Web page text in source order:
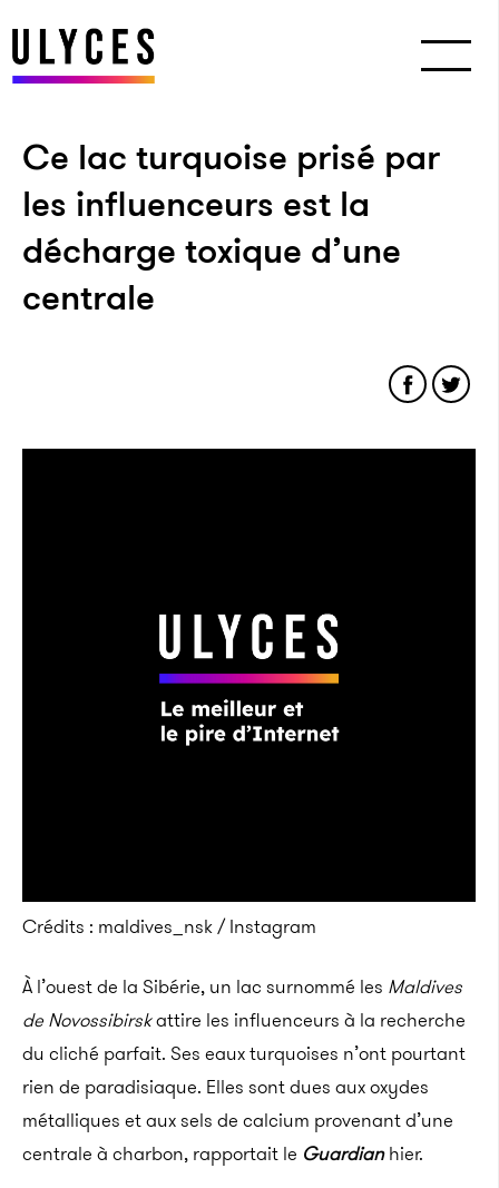
Ce lac turquoise prisé par
les influenceurs est la
décharge toxique d’une
centrale
Crédits : maldives_nsk / Instagram
À l’ouest de la Sibérie, un lac surnommé les Maldives
de Novossibirskattire les influenceurs à la recherche
du cliché parfait. Ses eaux turquoises n’ont pourtant
rien de paradisiaque. Elles sont dues aux oxydes
métalliques et aux sels de calcium provenant d’une
centrale à charbon, rapportait le Guardianhier.